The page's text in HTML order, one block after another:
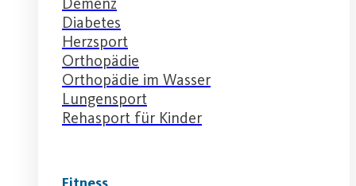
Diabetes
Herzsport
Orthopädie
Orthopädie im Wasser
Lungensport
Rehasport für Kinder